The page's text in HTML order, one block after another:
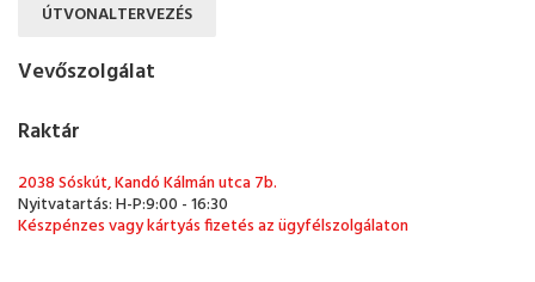
ÚTVONALTERVEZÉS
Vevőszolgálat
Raktár
2038 Sóskút, Kandó Kálmán utca 7b.
Nyitvatartás: H-P:9:00 - 16:30
Készpénzes vagy kártyás fizetés az ügyfélszolgálaton